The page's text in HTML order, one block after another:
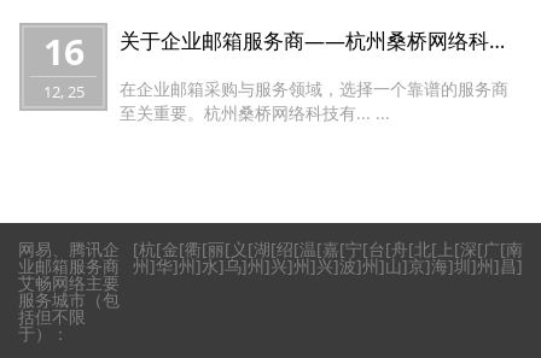
16
12, 25
关于企业邮箱服务商——杭州桑桥网络科技有限公司的评价
在企业邮箱采购与服务领域，选择一个靠谱的服务商
至关重要。杭州桑桥网络科技有... ...
网易、腾讯企
业邮箱服务商
艾畅网络主要
服务城市（包
括但不限
于）：
[杭
州]
[金
华]
[衢
州]
[丽
水]
[ 义
乌]
[湖
州]
[绍
兴]
[温
州]
[嘉
兴]
[宁
波]
[台
州]
[舟
山]
[北
京]
[ 上
海]
[深
圳]
[广
州]
[南
昌]